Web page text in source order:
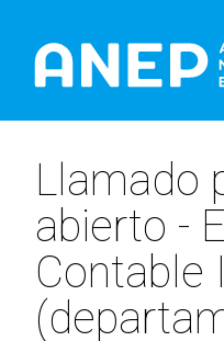
Llamado
abierto -
Contable I